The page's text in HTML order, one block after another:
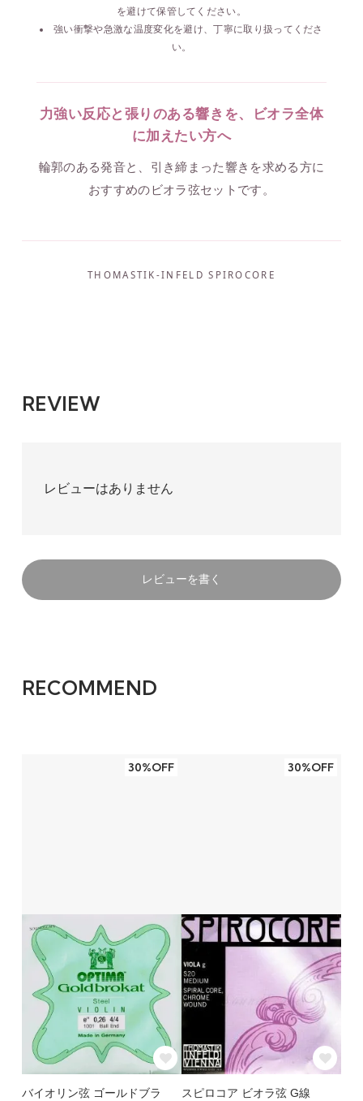
を避けて保管してください。
強い衝撃や急激な温度変化を避け、丁寧に取り扱ってくださ
い。
力強い反応と張りのある響きを、ビオラ全体
に加えたい方へ
輪郭のある発音と、引き締まった響きを求める方に
おすすめのビオラ弦セットです。
THOMASTIK-INFELD SPIROCORE
REVIEW
レビューはありません
レビューを書く
RECOMMEND
30%OFF
バイオリン弦 ゴールドブラ
30%OFF
スピロコア ビオラ弦 G線
14,707円(税込)
14,707円(税込)